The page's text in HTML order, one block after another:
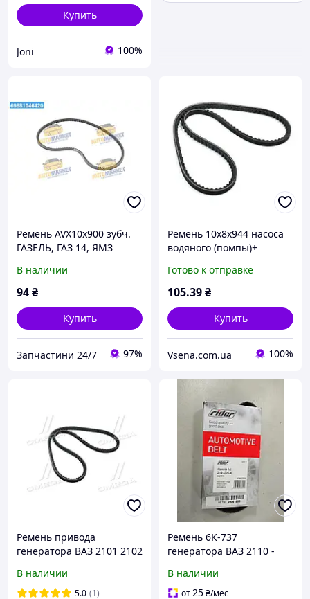
Купить
Joni 100%
Ремень AVX10х900 зубч.
ГАЗЕЛЬ, ГАЗ 14, ЯМЗ
10x900 UA22
В наличии
94₴
Купить
Запчастини 24/7 97%
Ремень 10х8х944 насоса
водяного (помпы)+
2102, 2103, 2104, 2105,
2106, 2107, 2121 Нива
Готово к отправке
105.39₴
Купить
Vsena.com.ua 100%
Ремень привода
генератора ВАЗ 2101 2102
Нива Тайга 2121 21213
944мм RIDER
В наличии
5.0 (1)
Ремень 6К-737
генератора ВАЗ 2110 -
Венгрия) 17881032038
В наличии
от25₴/мес